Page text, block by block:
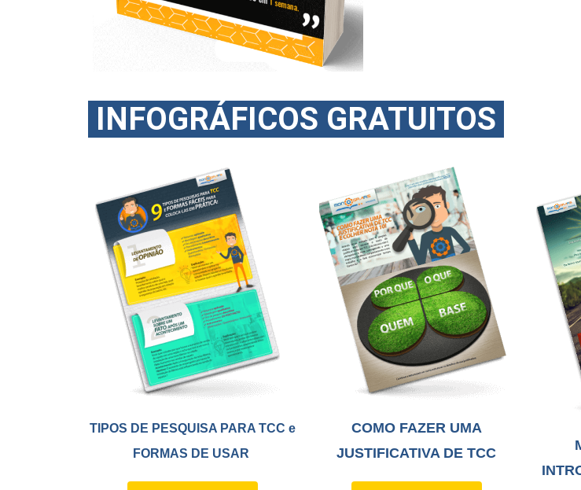
INFOGRÁFICOS GRATUITOS
TIPOS DE PESQUISA PARA TCC e
FORMAS DE USAR
COMO FAZER UMA
JUSTIFICATIVA DE TCC